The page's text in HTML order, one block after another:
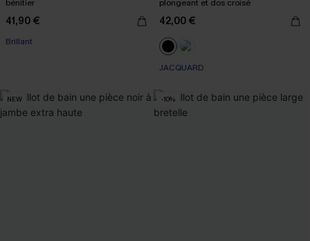
bénitier
41,90 €
Brillant
plongeant et dos croisé
42,00 €
JACQUARD
NEW -10%